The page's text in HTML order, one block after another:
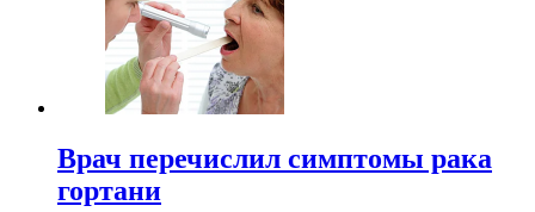
Врач перечислил симптомы рака
гортани